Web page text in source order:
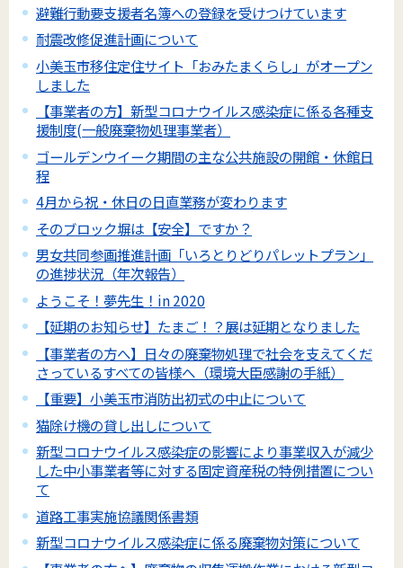
避難行動要支援者名簿への登録を受けつけています
耐震改修促進計画について
小美玉市移住定住サイト「おみたまくらし」がオープン
しました
【事業者の方】新型コロナウイルス感染症に係る各種支
援制度(一般廃棄物処理事業者）
ゴールデンウイーク期間の主な公共施設の開館・休館日
程
4月から祝・休日の日直業務が変わります
そのブロック塀は【安全】ですか？
男女共同参画推進計画「いろとりどりパレットプラン」
の進捗状況（年次報告）
ようこそ！夢先生！in 2020
【延期のお知らせ】たまご！？展は延期となりました
【事業者の方へ】日々の廃棄物処理で社会を支えてくだ
さっているすべての皆様へ（環境大臣感謝の手紙）
【重要】小美玉市消防出初式の中止について
猫除け機の貸し出しについて
新型コロナウイルス感染症の影響により事業収入が減少
した中小事業者等に対する固定資産税の特例措置につい
て
道路工事実施協議関係書類
新型コロナウイルス感染症に係る廃棄物対策について